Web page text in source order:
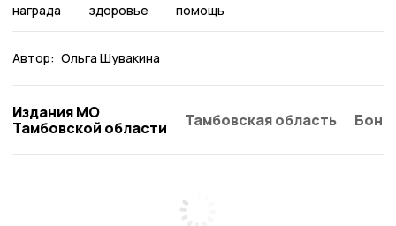
награда здоровье помощь
Автор: Ольга Шувакина
Издания МО
Тамбовской области
Тамбовская область